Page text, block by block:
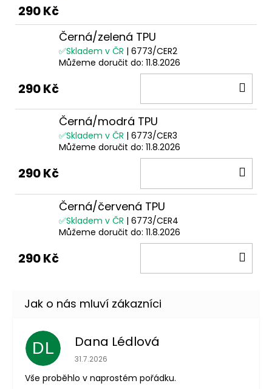
290 Kč
Černá/zelená TPU
✅Skladem v ČR | 6773/CER2
Můžeme doručit do: 11.8.2026
290 Kč
Černá/modrá TPU
✅Skladem v ČR | 6773/CER3
Můžeme doručit do: 11.8.2026
290 Kč
Černá/červená TPU
✅Skladem v ČR | 6773/CER4
Můžeme doručit do: 11.8.2026
290 Kč
DL Dana Lédlová
Hodnocení obchodu je 5 z 5 hvězdiček.
31.7.2026
Vše proběhlo v naprostém pořádku.